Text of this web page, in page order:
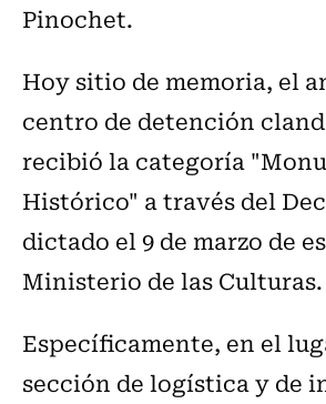
Pinochet.
Hoy sitio de memoria, el
centro de detención
recibió la categoría
Histórico" a través del
dictado el 9 de marzo de
Ministerio de las Culturas.
Específicamente, en el
sección de logística y de